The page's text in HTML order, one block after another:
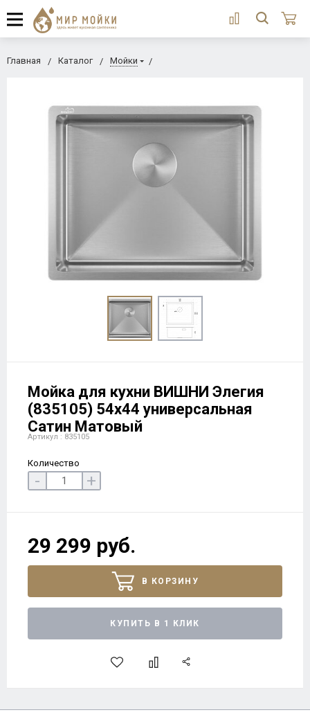
Главная Каталог Мойки
Мойка для кухни ВИШНИ Элегия
(835105) 54х44 универсальная
Сатин Матовый
Артикул : 835105
Количество
- +
29 299 руб.
В КОРЗИНУ
КУПИТЬ В 1 КЛИК